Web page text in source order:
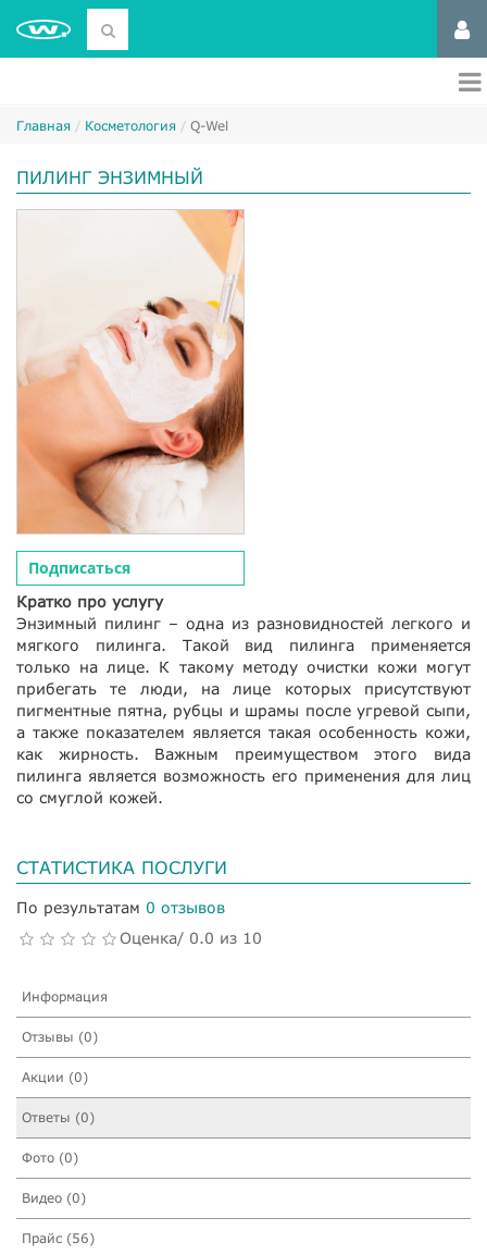
Главная Косметология Q-Wel
ПИЛИНГ ЭНЗИМНЫЙ
Подписаться
Кратко про услугу
Энзимный пилинг – одна из разновидностей легкого и
мягкого пилинга. Такой вид пилинга применяется
только на лице. К такому методу очистки кожи могут
прибегать те люди, на лице которых присутствуют
пигментные пятна, рубцы и шрамы после угревой сыпи,
а также показателем является такая особенность кожи,
как жирность. Важным преимуществом этого вида
пилинга является возможность его применения для лиц
со смуглой кожей.
СТАТИСТИКА ПОСЛУГИ
По результатам 0 отзывов
Оценка/ 0.0 из 10
Информация
Отзывы (0)
Акции (0)
Ответы (0)
Фото (0)
Видео (0)
Прайс (56)